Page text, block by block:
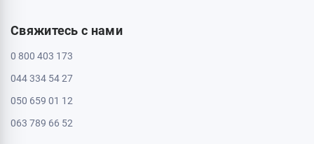
Свяжитесь с нами
0 800 403 173
044 334 54 27
050 659 01 12
063 789 66 52